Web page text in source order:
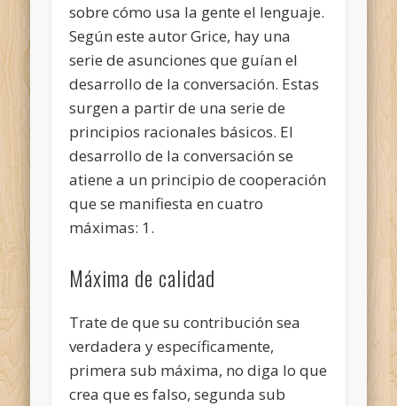
sobre cómo usa la gente el lenguaje.
Según este autor Grice, hay una
serie de asunciones que guían el
desarrollo de la conversación. Estas
surgen a partir de una serie de
principios racionales básicos. El
desarrollo de la conversación se
atiene a un principio de cooperación
que se manifiesta en cuatro
máximas: 1.
Máxima de calidad
Trate de que su contribución sea
verdadera y específicamente,
primera sub máxima, no diga lo que
crea que es falso, segunda sub